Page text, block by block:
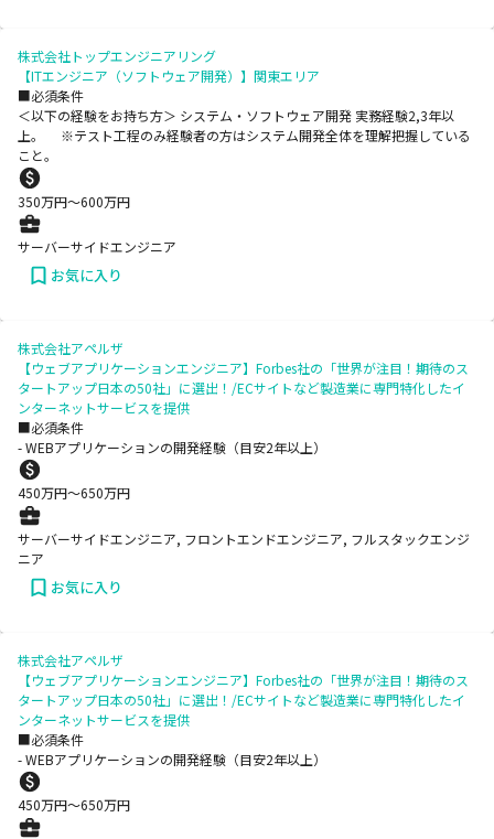
株式会社トップエンジニアリング
【ITエンジニア（ソフトウェア開発）】関東エリア
■必須条件
＜以下の経験をお持ち方＞ システム・ソフトウェア開発 実務経験2,3年以
上。 ※テスト工程のみ経験者の方はシステム開発全体を理解把握している
こと。
350万円〜600万円
サーバーサイドエンジニア
お気に入り
株式会社アペルザ
【ウェブアプリケーションエンジニア】Forbes社の「世界が注目！期待のス
タートアップ日本の50社」に選出！/ECサイトなど製造業に専門特化したイ
ンターネットサービスを提供
■必須条件
- WEBアプリケーションの開発経験（目安2年以上）
450万円〜650万円
サーバーサイドエンジニア, フロントエンドエンジニア, フルスタックエンジ
ニア
お気に入り
株式会社アペルザ
【ウェブアプリケーションエンジニア】Forbes社の「世界が注目！期待のス
タートアップ日本の50社」に選出！/ECサイトなど製造業に専門特化したイ
ンターネットサービスを提供
■必須条件
- WEBアプリケーションの開発経験（目安2年以上）
450万円〜650万円